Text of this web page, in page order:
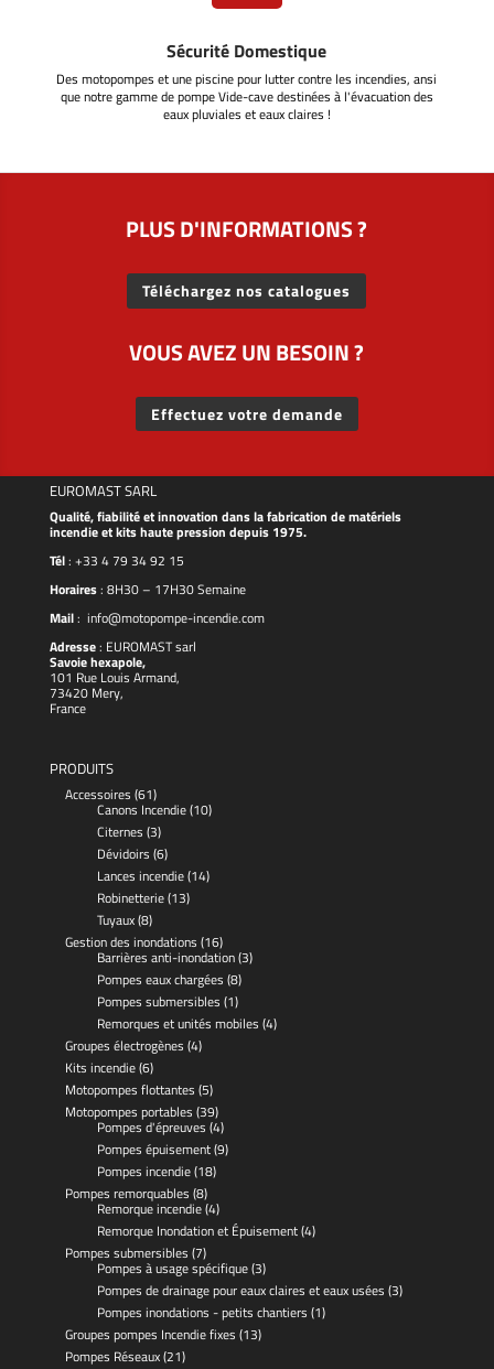
Sécurité Domestique
Des motopompes et une piscine pour lutter contre les incendies, ansi
que notre gamme de pompe Vide-cave destinées à l'évacuation des
eaux pluviales et eaux claires !
PLUS D'INFORMATIONS ?
Téléchargez nos catalogues
VOUS AVEZ UN BESOIN ?
Effectuez votre demande
EUROMAST SARL
Qualité, fiabilité et innovation dans la fabrication de matériels
incendie et kits haute pression depuis 1975.
Tél: +33 4 79 34 92 15
Horaires: 8H30 – 17H30 Semaine
Mail: info@motopompe-incendie.com
Adresse: EUROMASTsarl
Savoie hexapole,
101 Rue Louis Armand,
73420 Mery,
France
PRODUITS
Accessoires (61)
Canons Incendie(10)
Citernes (3)
Dévidoirs (6)
Lances incendie(14)
Robinetterie(13)
Tuyaux(8)
Gestion des inondations (16)
Barrières anti-inondation(3)
Pompes eaux chargées (8)
Pompes submersibles (1)
Remorques et unités mobiles (4)
Groupes électrogènes (4)
Kits incendie(6)
Motopompes flottantes (5)
Motopompes portables (39)
Pompes d'épreuves (4)
Pompes épuisement(9)
Pompes incendie(18)
Pompes remorquables (8)
Remorque incendie(4)
Remorque Inondation et Épuisement(4)
Pompes submersibles (7)
Pompes à usage spécifique(3)
Pompes de drainage pour eaux claires et eaux usées (3)
Pompes inondations - petits chantiers (1)
Groupes pompes Incendie fixes (13)
Pompes Réseaux(21)